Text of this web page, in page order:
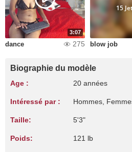
3:07
dance 275
15
blow job
Biographie du modèle
Age : 20 années
Intéressé par : Hommes,
Taille: 5'3"
Poids: 121 lb